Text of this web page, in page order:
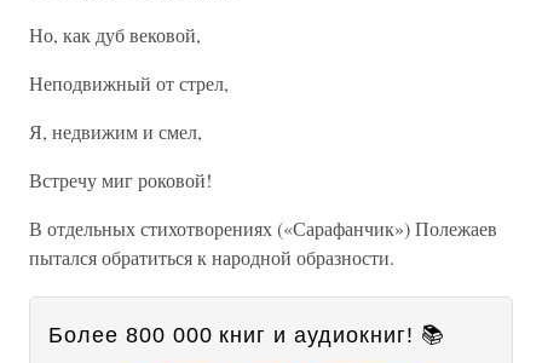
Но, как дуб вековой,
Неподвижный от стрел,
Я, недвижим и смел,
Встречу миг роковой!
В отдельных стихотворениях («Сарафанчик») Полежаев
пытался обратиться к народной образности.
Более 800 000 книг и аудиокниг! 📚